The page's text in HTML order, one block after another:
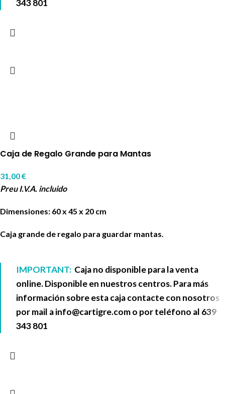
343 801
Caja de Regalo Grande para Mantas
31,00€
Preu I.V.A. incluido
Dimensiones: 60 x 45 x 20 cm
Caja grande de regalo para guardar mantas.
IMPORTANT: Caja no disponible para la venta
online. Disponible en nuestros centros. Para más
información sobre esta caja contacte con nosotros
por mail ainfo@cartigre.como por teléfono al 639
343 801